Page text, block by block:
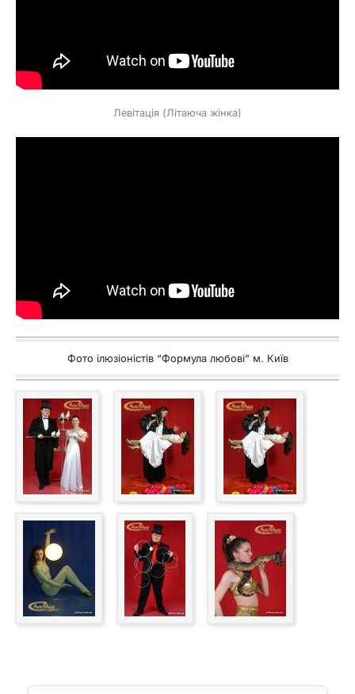
Левітація (Літаюча жінка)
Фото ілюзіоністів “Формула любові” м. Київ